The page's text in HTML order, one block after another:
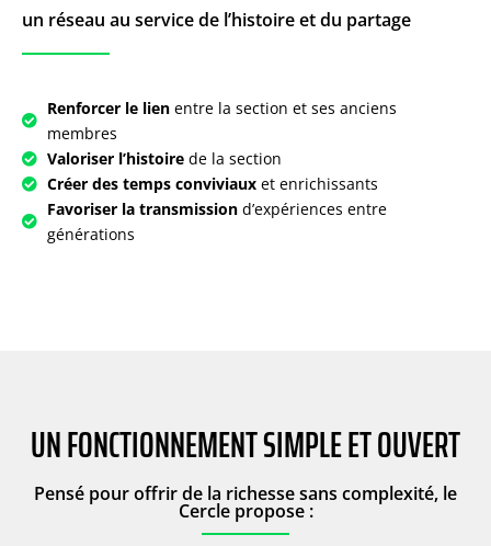
un réseau au service de l’histoire et du partage
Renforcer le lienentre la section et ses anciens
membres
Valoriser l’histoire de la section
Créer des temps conviviauxet enrichissants
Favoriser la transmissiond’expériences entre
générations
UN FONCTIONNEMENT SIMPLE ET OUVERT​
Pensé pour offrir de la richesse sans complexité, le
Cercle propose :​